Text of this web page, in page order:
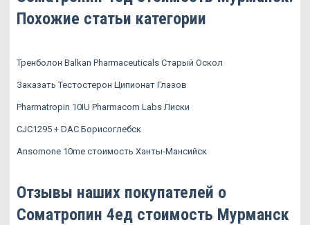
Похожие статьи категории
Тренболон Balkan Pharmaceuticals Старый Оскол
Заказать Тестостерон Ципионат Глазов
Pharmatropin 10IU Pharmacom Labs Лиски
CJC1295 + DAC Борисоглебск
Ansomone 10me стоимость Ханты-Мансийск
Отзывы наших покупателей о
Cоматропин 4ед стоимость Мурманск